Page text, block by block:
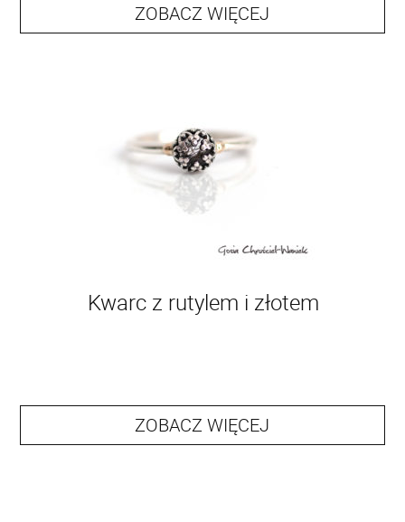
ZOBACZ WIĘCEJ
Kwarc z rutylem i złotem
ZOBACZ WIĘCEJ